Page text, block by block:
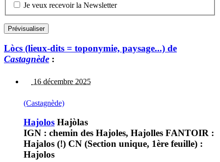
Je veux recevoir la Newsletter
Lòcs (lieux-dits = toponymie, paysage...) de
Castagnède :
16 décembre 2025
(Castagnède)
Hajolos Hajòlas
IGN : chemin des Hajoles, Hajolles FANTOIR :
Hajalos (!) CN (Section unique, 1ère feuille) :
Hajolos